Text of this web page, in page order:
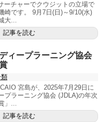
ーチャーでクウジットの立場で
崎です。 9月7日(日)～9/10(水)
大...
記事を読む
ィープラーニング協会
宮島が、2025年7月29日に
プラーニング協会 (JDLA)の年次
」...
記事を読む